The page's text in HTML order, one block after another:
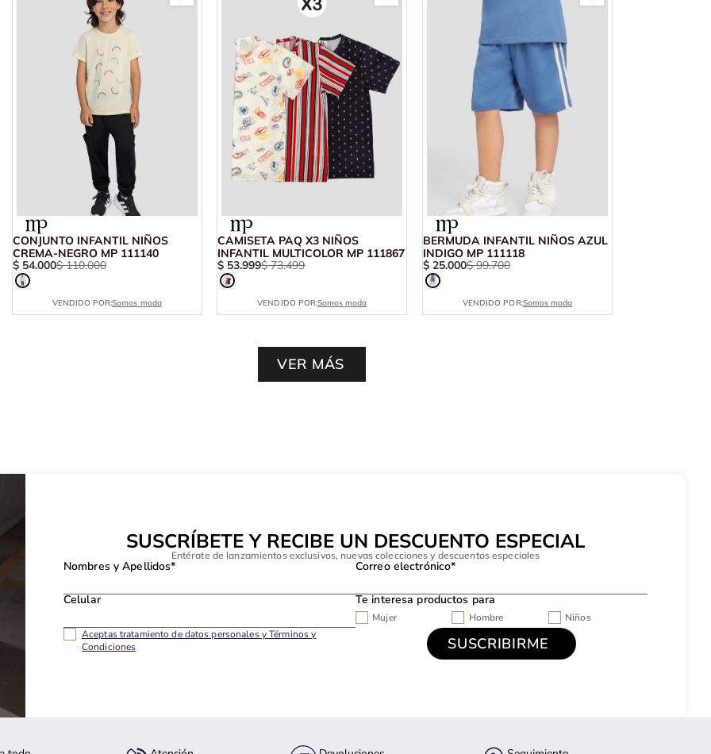
CONJUNTO INFANTIL NIÑOS
CREMA-NEGRO MP 111140
$ 54.000$ 110.000
VENDIDO POR:Somos moda
CAMISETA PAQ X3 NIÑOS
INFANTIL MULTICOLOR MP 111867
$ 53.999$ 73.499
VENDIDO POR:Somos moda
BERMUDA INFANTIL NIÑOS AZUL
INDIGO MP 111118
$ 25.000$ 99.700
VENDIDO POR:Somos moda
SUSCRÍBETE Y RECIBE UN DESCUENTO ESPECIAL
Entérate de lanzamientos exclusivos, nuevas colecciones y descuentos especiales
Nombres y Apellidos* Correo electrónico*
Celular Te interesa productos para
Mujer Hombre
Niños
Aceptas tratamiento de datos personales y Términos y
Condiciones